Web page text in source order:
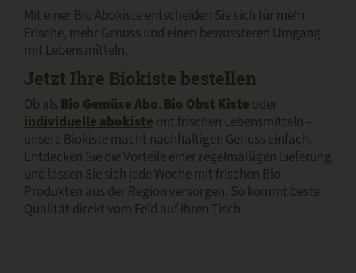
Mit einer Bio Abokiste entscheiden Sie sich für mehr
Frische, mehr Genuss und einen bewussteren Umgang
mit Lebensmitteln.
Jetzt Ihre Biokiste bestellen
Ob als Bio Gemüse Abo, Bio Obst Kiste oder
individuelle abokiste mit frischen Lebensmitteln –
unsere Biokiste macht nachhaltigen Genuss einfach.
Entdecken Sie die Vorteile einer regelmäßigen Lieferung
und lassen Sie sich jede Woche mit frischen Bio-
Produkten aus der Region versorgen. So kommt beste
Qualität direkt vom Feld auf Ihren Tisch.